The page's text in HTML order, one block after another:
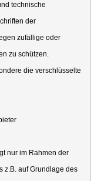
technische
der
zufällige oder
zu schützen.
die verschlüsselte
nur im Rahmen der
auf Grundlage des